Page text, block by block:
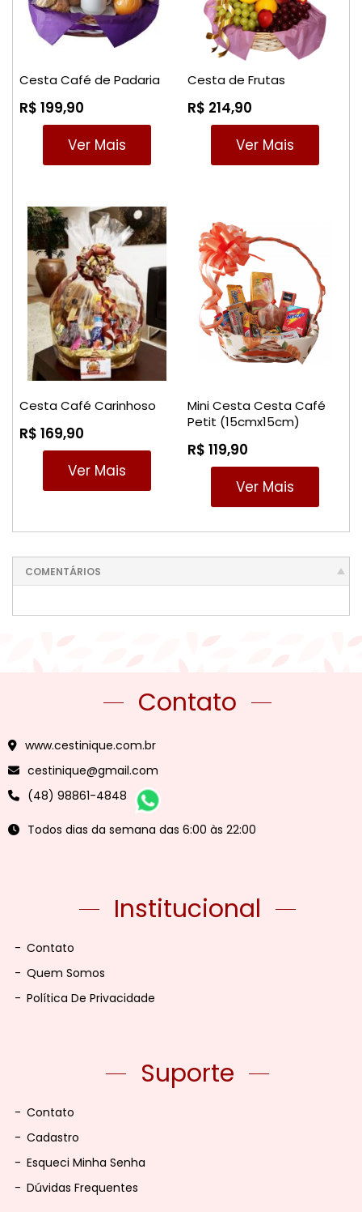
Cesta Café de Padaria
R$ 199,90
Ver Mais
Cesta de Frutas
R$ 214,90
Ver Mais
Cesta Café Carinhoso
R$ 169,90
Ver Mais
Mini Cesta Cesta Café
Petit (15cmx15cm)
R$ 119,90
Ver Mais
COMENTÁRIOS
Contato
www.cestinique.com.br
cestinique@gmail.com
(48) 98861-4848
Todos dias da semana das 6:00 às 22:00
Institucional
- Contato
- Quem Somos
- Política De Privacidade
Suporte
- Contato
- Cadastro
- Esqueci Minha Senha
- Dúvidas Frequentes